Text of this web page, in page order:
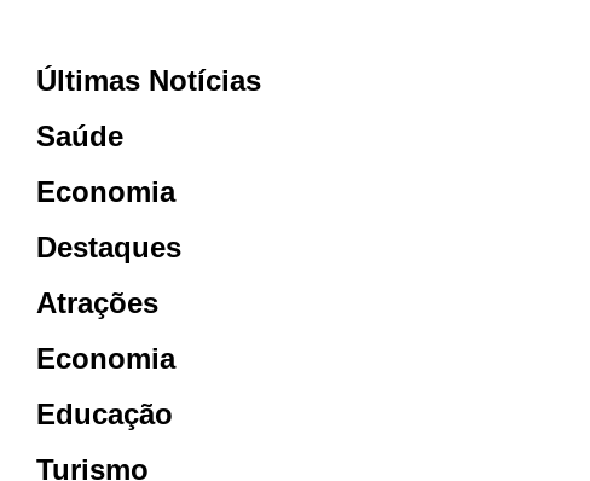
Últimas Notícias
Saúde
Economia
Destaques
Atrações
Economia
Educação
Turismo